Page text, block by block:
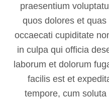
praesentium
quos dolores et
occaecati cupiditate
in culpa qui officia
laborum et dolorum
facilis est et
tempore, cum